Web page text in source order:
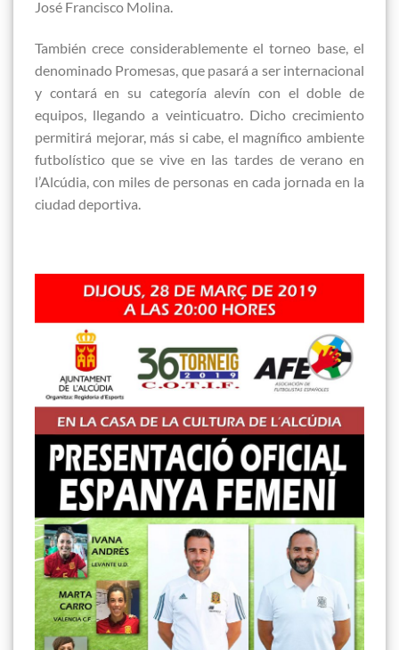
José Francisco Molina.
También crece considerablemente el torneo base, el
denominado Promesas, que pasará a ser internacional
y contará en su categoría alevín con el doble de
equipos, llegando a veinticuatro. Dicho crecimiento
permitirá mejorar, más si cabe, el magnífico ambiente
futbolístico que se vive en las tardes de verano en
l’Alcúdia, con miles de personas en cada jornada en la
ciudad deportiva.